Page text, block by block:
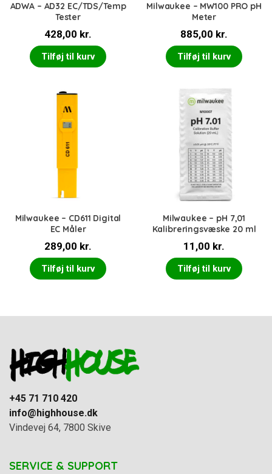
ADWA – AD32 EC/TDS/Temp
Tester
428,00 kr.
Tilføj til kurv
Milwaukee – MW100 PRO pH
Meter
885,00 kr.
Tilføj til kurv
Milwaukee – CD611 Digital
EC Måler
289,00 kr.
Tilføj til kurv
Milwaukee – pH 7,01
Kalibreringsvæske 20 ml
11,00 kr.
Tilføj til kurv
+45 71 710 420
info@highhouse.dk
Vindevej 64, 7800 Skive
SERVICE & SUPPORT